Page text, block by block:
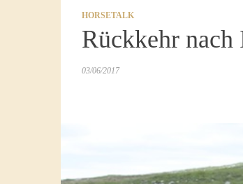
HORSETALK
Rückkehr nach
03/06/2017